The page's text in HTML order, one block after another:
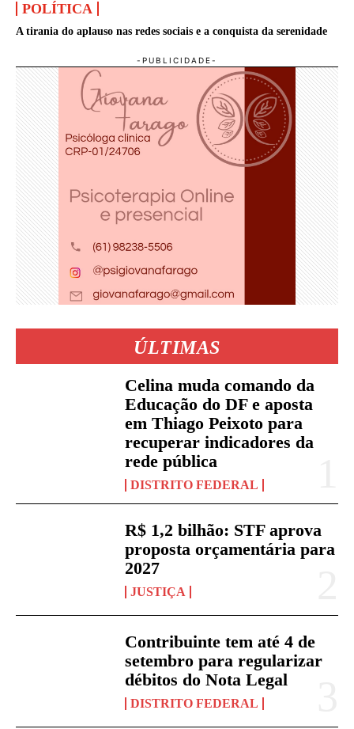
POLÍTICA
A tirania do aplauso nas redes sociais e a conquista da serenidade
ÚLTIMAS
Celina muda comando da
Educação do DF e aposta
em Thiago Peixoto para
recuperar indicadores da
rede pública
DISTRITO FEDERAL
R$ 1,2 bilhão: STF aprova
proposta orçamentária para
2027
JUSTIÇA
Contribuinte tem até 4 de
setembro para regularizar
débitos do Nota Legal
DISTRITO FEDERAL